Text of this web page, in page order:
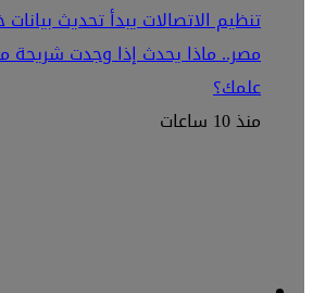
تنظيم الاتصالات يبدأ تحديث
مصر.. ماذا يحدث إذا وجدت
علمك؟
منذ 10 ساعات